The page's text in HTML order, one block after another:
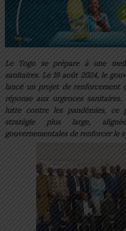
Le Togo se prépare à une
sanitaires. Le 19 août 2024, le
lancé un projet de renforcement
réponse aux urgences
lutte contre les pandémies, ce
stratégie plus large,
gouvernementales de renforcer le